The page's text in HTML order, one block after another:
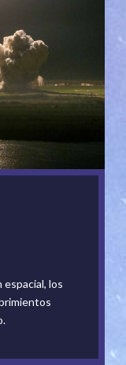
los
telescopio